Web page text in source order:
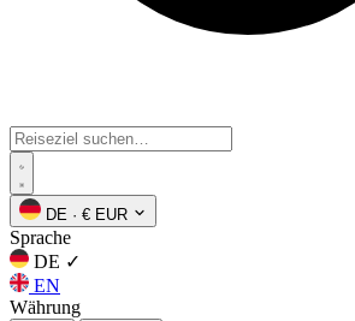
DE · € EUR
Sprache
DE ✓
EN
Währung